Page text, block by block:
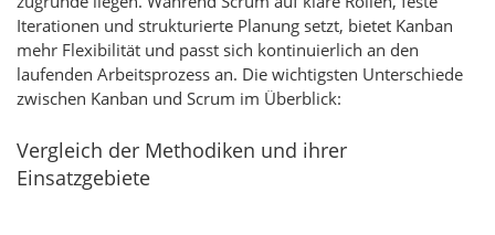
Iterationen und strukturierte Planung setzt, bietet Kanban
mehr Flexibilität und passt sich kontinuierlich an den
laufenden Arbeitsprozess an. Die wichtigsten Unterschiede
zwischen Kanban und Scrum im Überblick:
Vergleich der Methodiken und ihrer
Einsatzgebiete